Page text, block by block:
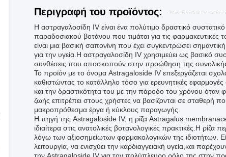
Περιγραφή του προϊόντος:
Η αστραγαλοσίδη IV είναι ένα πολύτιμο δραστικό
παραδοσιακού βοτάνου που τιμάται για τις
είναι μια βασική σαπονίνη που έχει συγκεντρώσει
για την υγεία.Η αστραγαλοσίδη IV χρησιμεύει ως βασικό
συνθέσεις που αποσκοπούν στην προώθηση της συνολικής
Το προϊόν με το όνομα Astragaloside IV επεξεργάζεται
καθιστώντας το κατάλληλο τόσο για ερευνητικές
και την δραστικότητα του με την πάροδο του χρόνου όταν
ζωής επιτρέπει στους χρήστες να βασίζονται σε σταθερή
μακροπρόθεσμα έργα ή κύκλους παραγωγής.
Η πηγή της Astragaloside IV, η ρίζα Astragalus
ιδιαίτερα στις ανατολικές βοτανολογικές πρακτικές.Η ρίζα
λόγω των αξιοσημείωτων φαρμακολογικών της ιδιοτήτων.
λειτουργία, να ενισχύει την καρδιαγγειακή υγεία,και